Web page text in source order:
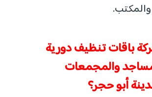
والمكتب.
باقات تنظيف دورية
والمجمعات
أبو حجر؟